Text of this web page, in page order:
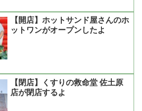
【開店】ホットサンド屋さんのホ
ットワンがオープンしたよ
【閉店】くすりの救命堂 佐土原
店が閉店するよ